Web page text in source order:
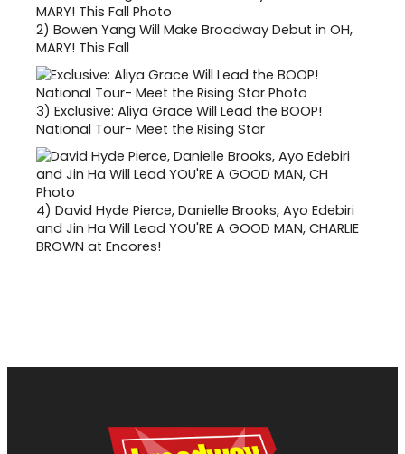
2) Bowen Yang Will Make Broadway Debut in OH,
MARY! This Fall
3) Exclusive: Aliya Grace Will Lead the BOOP!
National Tour- Meet the Rising Star
4) David Hyde Pierce, Danielle Brooks, Ayo Edebiri
and Jin Ha Will Lead YOU'RE A GOOD MAN, CHARLIE
BROWN at Encores!